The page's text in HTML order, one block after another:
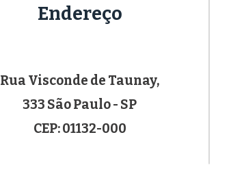
Endereço
Rua Visconde de Taunay,
333 São Paulo - SP
CEP: 01132-000